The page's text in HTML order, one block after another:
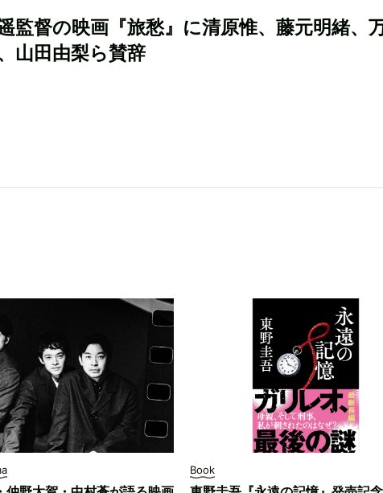
監督の映画『旅愁』に清原惟、藤元明緒、
山田由梨ら賛辞
Book